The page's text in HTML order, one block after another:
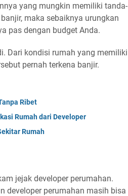
yang mungkin memiliki tanda-
maka sebaiknya urungkan
pas dengan budget Anda.
Dari kondisi rumah yang memiliki
pernah terkena banjir.
Ribet
Rumah dari Developer
Rumah
jejak developer perumahan.
developer perumahan masih bisa